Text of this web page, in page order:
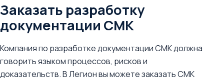
Заказать разработку
документации СМК
Компания по разработке документации СМК должна
говорить языком процессов, рисков и
доказательств. В Легион вы можете заказать СМК